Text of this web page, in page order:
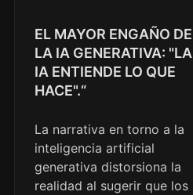
EL MAYOR ENGAÑO DE
LA IA GENERATIVA: "LA
IA ENTIENDE LO QUE
HACE".“
La narrativa en torno a la
inteligencia artificial
generativa distorsiona la
realidad al sugerir que los